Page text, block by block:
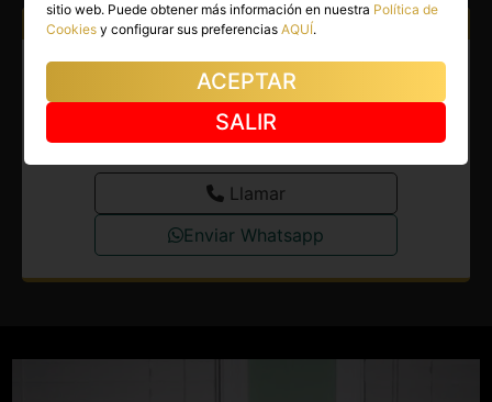
Atiendo a: Hombres
Escort en Castellón capital.
Quiero disfrutar de escapadas
inolvidables contigo.
Llamar
Enviar Whatsapp
sitio web. Puede obtener más información en nuestra Política de
Cookies y configurar sus preferenciasAQUÍ.
ACEPTAR
SALIR